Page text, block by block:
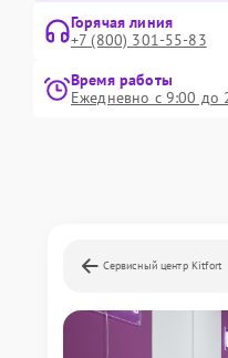
Горячая линия
+7 (800) 301-55-83
Время работы
Ежедневно с 9:00 до
Сервисный центр Kitfort